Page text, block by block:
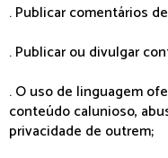
. Publicar comentários
. Publicar ou divulgar
. O uso de linguagem
conteúdo calunioso,
privacidade de outrem;